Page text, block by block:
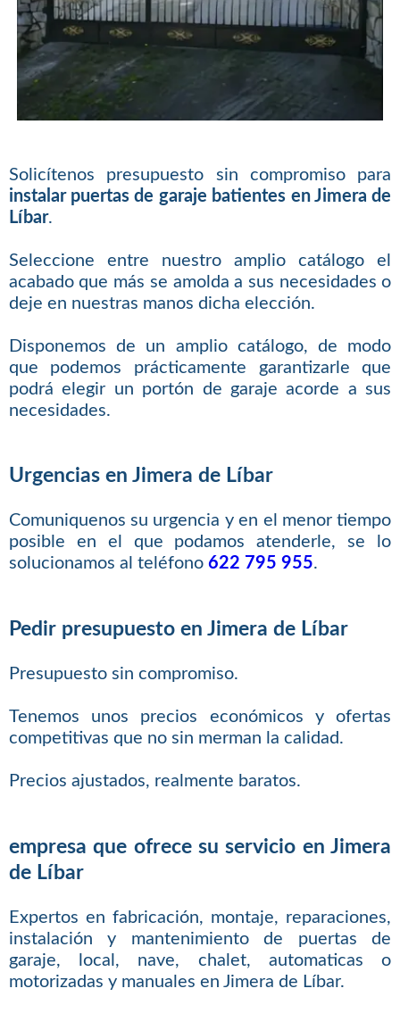
Solicítenos presupuesto sin compromiso para
instalar puertas de garaje batientes en Jimera de
Líbar.
Seleccione entre nuestro amplio catálogo el
acabado que más se amolda a sus necesidades o
deje en nuestras manos dicha elección.
Disponemos de un amplio catálogo, de modo
que podemos prácticamente garantizarle que
podrá elegir un portón de garaje acorde a sus
necesidades.
Urgencias en Jimera de Líbar
Comuniquenos su urgencia y en el menor tiempo
posible en el que podamos atenderle, se lo
solucionamos al teléfono 622 795 955.
Pedir presupuesto en Jimera de Líbar
Presupuesto sin compromiso.
Tenemos unos precios económicos y ofertas
competitivas que no sin merman la calidad.
Precios ajustados, realmente baratos.
empresa que ofrece su servicio en Jimera
de Líbar
Expertos en fabricación, montaje, reparaciones,
instalación y mantenimiento de puertas de
garaje, local, nave, chalet, automaticas o
motorizadas y manuales en Jimera de Líbar.